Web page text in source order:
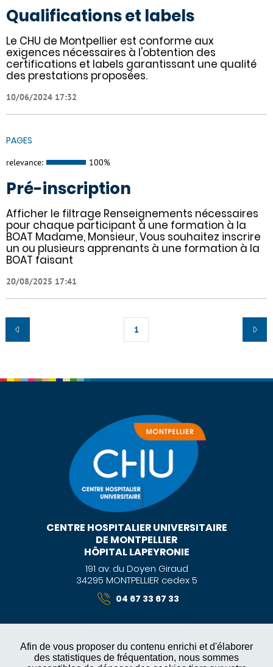
Afin de vous proposer du contenu enrichi et d'élaborer
des statistiques de fréquentation, nous sommes
Qualifications et labels
Le CHU de Montpellier est conforme aux
exigences nécessaires à l'obtention des
certifications et labels garantissant une qualité
des prestations proposées.
10/06/2024 17:32
PAGES
relevance: 100%
Pré-inscription
Afficher le filtrage Renseignements nécessaires
pour chaque participant à une formation à la
BOAT Madame, Monsieur, Vous souhaitez inscrire
un ou plusieurs apprenants à une formation à la
BOAT faisant
20/08/2025 17:41
1
CENTRE HOSPITALIER UNIVERSITAIRE
DE MONTPELLIER
HÔPITAL LAPEYRONIE
191 av. du Doyen Giraud
34295 MONTPELLIER cedex 5
04 67 33 67 33
MENTIONS LÉGALES